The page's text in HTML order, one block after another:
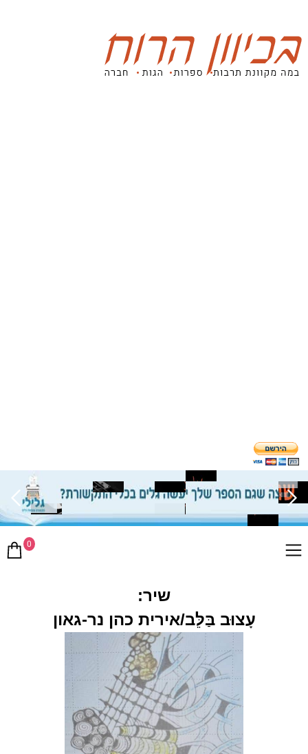
0
שיר:
עָצוּב בַּלֵּב/אירית כהן נר-גאון